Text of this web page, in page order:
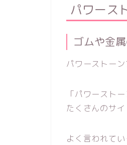
パワース
ゴムや金
パワーストー
「パワースト
たくさんのサイ
よく言われてい